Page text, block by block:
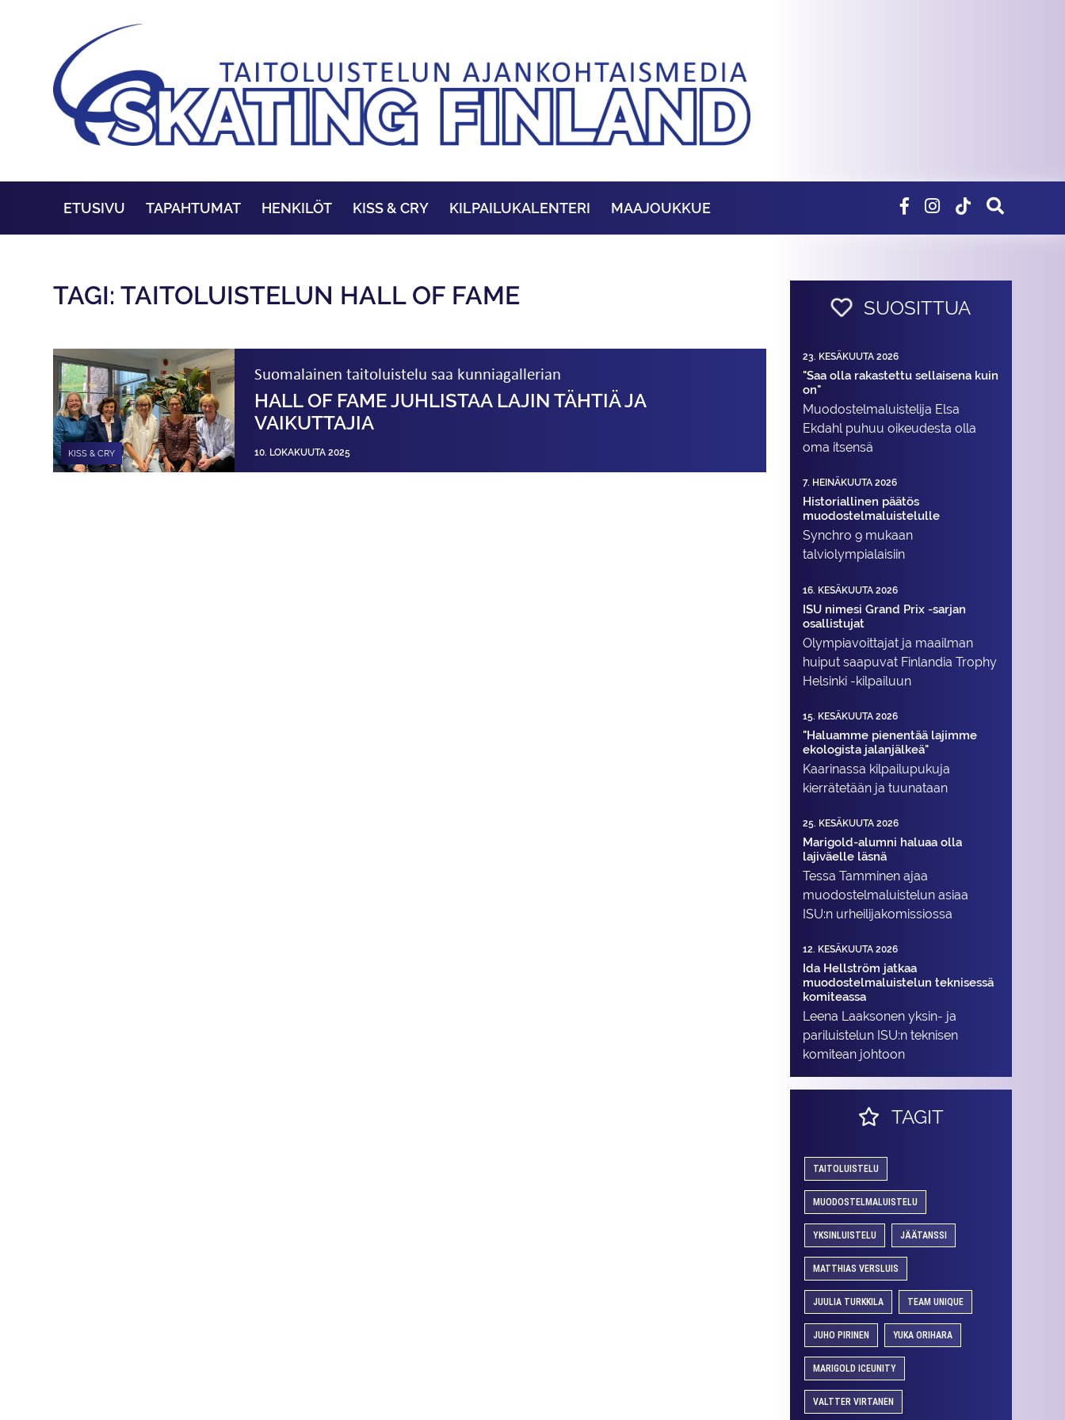
ETUSIVU TAPAHTUMAT HENKILÖT KISS & CRY KILPAILUKALENTERI MAAJOUKKUE
TAGI: TAITOLUISTELUN HALL OF FAME
KISS & CRY
Suomalainen taitoluistelu saa kunniagallerian
HALL OF FAME JUHLISTAA LAJIN TÄHTIÄ JA
VAIKUTTAJIA
10. LOKAKUUTA 2025
SUOSITTUA
23. KESÄKUUTA 2026
"Saa olla rakastettu sellaisena kuin
on"
Muodostelma­luistelija Elsa
Ekdahl puhuu oikeudesta olla
oma itsensä
7. HEINÄKUUTA 2026
Historiallinen päätös
muodostelmaluistelulle
Synchro 9 mukaan
talviolympialaisiin
16. KESÄKUUTA 2026
ISU nimesi Grand Prix -sarjan
osallistujat
Olympiavoittajat ja maailman
huiput saapuvat Finlandia Trophy
Helsinki -kilpailuun
15. KESÄKUUTA 2026
"Haluamme pienentää lajimme
ekologista jalanjälkeä"
Kaarinassa kilpailupukuja
kierrätetään ja tuunataan
25. KESÄKUUTA 2026
Marigold-alumni haluaa olla
lajiväelle läsnä
Tessa Tamminen ajaa
muodostelma­luistelun asiaa
ISU:n urheilija­komissiossa
12. KESÄKUUTA 2026
Ida Hellström jatkaa
muodostelmaluistelun teknisessä
komiteassa
Leena Laaksonen yksin- ja
pariluistelun ISU:n teknisen
komitean johtoon
TAGIT
TAITOLUISTELU
MUODOSTELMALUISTELU
YKSINLUISTELU JÄÄTANSSI
MATTHIAS VERSLUIS
JUULIA TURKKILA TEAM UNIQUE
JUHO PIRINEN YUKA ORIHARA
MARIGOLD ICEUNITY
VALTTER VIRTANEN